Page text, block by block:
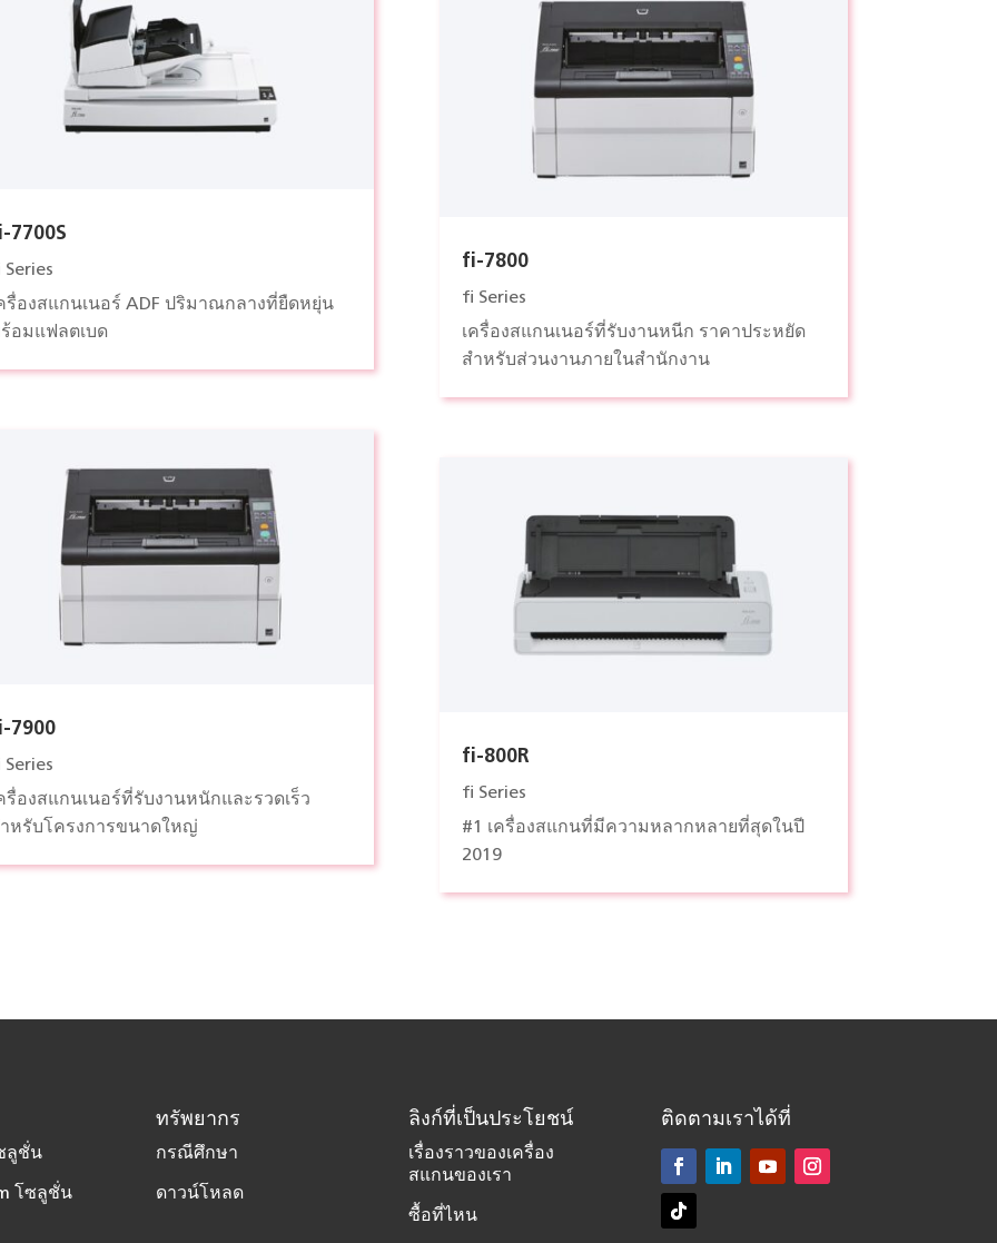
7700S
Series
รื่องสแกนเนอร์ ADF ปริมาณกลางที่ยืดหยุ่น
อมแฟลตเบด
7900
Series
รื่องสแกนเนอร์ที่รับงานหนักและรวดเร็ว
หรับโครงการขนาดใหญ่
fi-7800
fi Series
เครื่องสแกนเนอร์ที่รับงานหนีก ราคาประหยัด
สำหรับส่วนงานภายในสำนักงาน
fi-800R
fi Series
#1 เครื่องสแกนที่มีความหลากหลายที่สุดในปี
2019
ลูชั่น
โซลูชั่น
ทรัพยากร
กรณีศึกษา
ดาวน์โหลด
ลิงก์ที่เป็นประโยชน์
เรื่องราวของเครื่อง
สแกนของเรา
ซื้อที่ไหน
ติดตามเราได้ที่